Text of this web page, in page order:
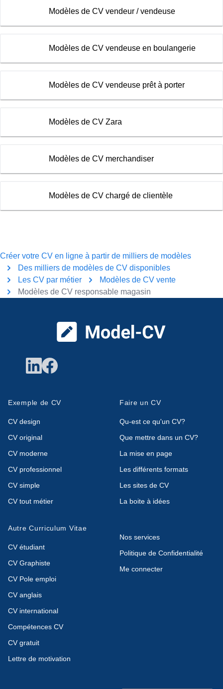
Modèles de CV vendeur / vendeuse
Modèles de CV vendeuse en boulangerie
Modèles de CV vendeuse prêt à porter
Modèles de CV Zara
Modèles de CV merchandiser
Modèles de CV chargé de clientèle
Créer votre CV en ligne à partir de milliers de modèles
Des milliers de modèles de CV disponibles
Les CV par métier
Modèles de CV vente
Modèles de CV responsable magasin
Exemple de CV
CV design
CV original
CV moderne
CV professionnel
CV simple
CV tout métier
Faire un CV
Qu-est ce qu'un CV?
Que mettre dans un CV?
La mise en page
Les différents formats
Les sites de CV
La boite à idées
Autre Curriculum Vitae
CV étudiant
CV Graphiste
CV Pole emploi
CV anglais
CV international
Compétences CV
CV gratuit
Lettre de motivation
Nos services
Politique de Confidentialité
Me connecter